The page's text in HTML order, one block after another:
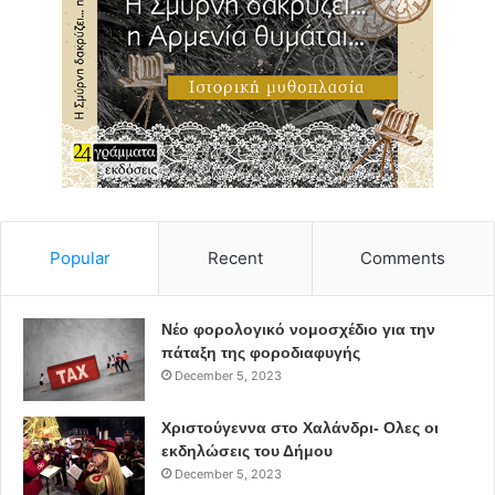
1981 έως τις 2 Ιουλίου 1989 και από τις 13 Οκτωβρίου
1993 έως τις 17 Ιανουαρίου 1996, οπότε υπέβαλε την
παραίτησή του για λόγους υγείας. Συνολικά
παρέμεινε στο τιμόνι της χώρας 10 χρόνια (παρά 15
ημέρες), γεγονός που τον κατατάσσει στην τέταρτη
θέση του πίνακα με τους μακροβιότερους Έλληνες
πρωθυπουργούς, πίσω από τον Κωνσταντίνο
Τα πρώτα χρόνια και η φυγή
από την Ελλάδα
Ο Ανδρέας Παπανδρέου γεννήθηκε στη Χίο, στις 5
Φεβρουαρίου 1919, όπου υπηρετούσε ο πατέρας του
Γεώργιος Παπανδρέου, ως γενικός διοικητής των
Νήσων του Αιγαίου , διορισμένος από την κυβέρνηση
Popular Recent Comments
Νέο φορολογικό νομοσχέδιο για την
πάταξη της φοροδιαφυγής
December 5, 2023
Χριστούγεννα στο Χαλάνδρι- Ολες οι
εκδηλώσεις του Δήμου
December 5, 2023